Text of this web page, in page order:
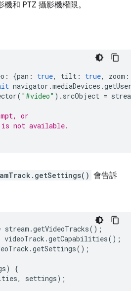
和 PTZ 攝影機權限。
: {pan : true, tilt : true, zoom :
navigator .mediaDevices .
( "#video" ). srcObject =
or
is not available.
會告訴
stream .getVideoTracks();
videoTrack .getCapabilities();
.getSettings();
)
{
, settings);